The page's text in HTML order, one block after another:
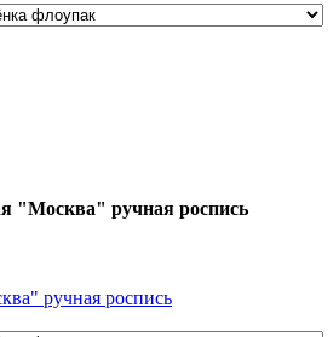
"Москва" ручная роспись